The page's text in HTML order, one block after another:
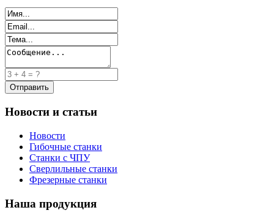
Новости и статьи
Новости
Гибочные станки
Станки с ЧПУ
Сверлильные станки
Фрезерные станки
Наша продукция